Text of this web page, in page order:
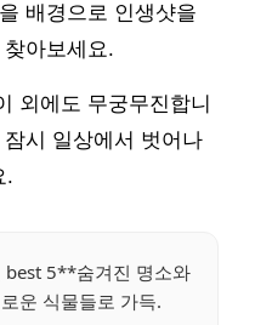
배경으로 인생샷을
아보세요.
외에도 무궁무진합니
시 일상에서 벗어나
.
5**숨겨진 명소와
운 식물들로 가득.